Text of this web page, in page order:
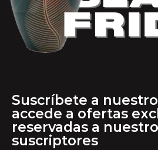
Suscríbete a
accede a ofertas
reservadas a
suscriptores